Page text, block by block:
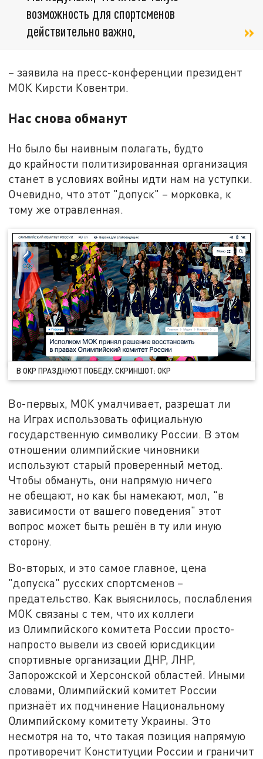
возможность для спортсменов
действительно важно,
– заявила на пресс-конференции президент
МОК Кирсти Ковентри.
Нас снова обманут
Но было бы наивным полагать, будто
до крайности политизированная организация
станет в условиях войны идти нам на уступки.
Очевидно, что этот "допуск" – морковка, к
тому же отравленная.
В ОКР ПРАЗДНУЮТ ПОБЕДУ. СКРИНШОТ: ОКР
Во-первых, МОК умалчивает, разрешат ли
на Играх использовать официальную
государственную символику России. В этом
отношении олимпийские чиновники
используют старый проверенный метод.
Чтобы обмануть, они напрямую ничего
не обещают, но как бы намекают, мол, "в
зависимости от вашего поведения" этот
вопрос может быть решён в ту или иную
сторону.
Во-вторых, и это самое главное, цена
"допуска" русских спортсменов –
предательство. Как выяснилось, послабления
МОК связаны с тем, что их коллеги
из Олимпийского комитета России просто-
напросто вывели из своей юрисдикции
спортивные организации ДНР, ЛНР,
Запорожской и Херсонской областей. Иными
словами, Олимпийский комитет России
признаёт их подчинение Национальному
Олимпийскому комитету Украины. Это
несмотря на то, что такая позиция напрямую
противоречит Конституции России и граничит